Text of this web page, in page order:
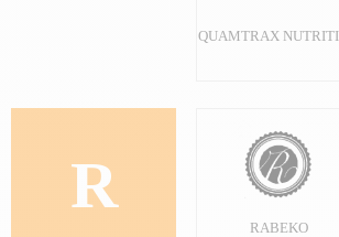
QUAMTRAX
R
RABEKO